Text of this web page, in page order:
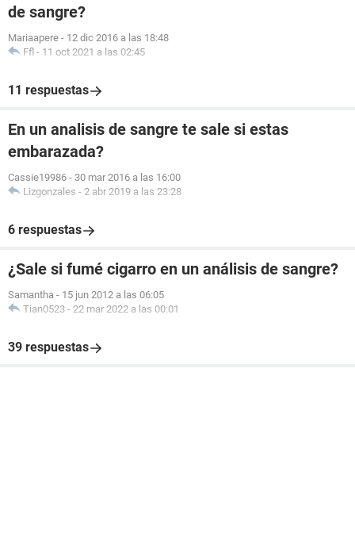
de sangre?
Mariaapere - 12 dic 2016 a las 18:48
Ffl - 11 oct 2021 a las 02:45
11 respuestas
En un analisis de sangre te sale si estas
embarazada?
Cassie19986 - 30 mar 2016 a las 16:00
Lizgonzales - 2 abr 2019 a las 23:28
6 respuestas
¿Sale si fumé cigarro en un análisis de sangre?
Samantha - 15 jun 2012 a las 06:05
Tian0523 - 22 mar 2022 a las 00:01
39 respuestas